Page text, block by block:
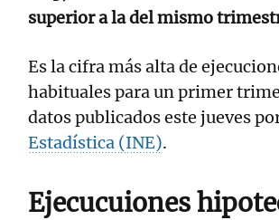
superior a la del mismo
Es la cifra más alta de
habituales para un primer
datos publicados este jueves
Estadística (INE).
Ejecucuiones